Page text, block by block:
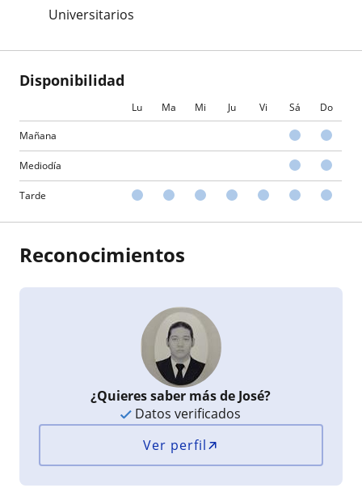
Universitarios
Disponibilidad
Lu Ma Mi Ju Vi Sá Do
Mañana
Mediodía
Tarde
Reconocimientos
¿Quieres saber más de José?
Datos verificados
Ver perfil